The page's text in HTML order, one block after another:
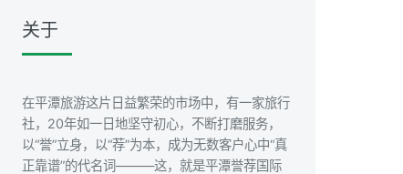
关于
在平潭旅游这片日益繁荣的市场中，有一家旅行
社，20年如一日地坚守初心，不断打磨服务，
以“誉”立身，以“荐”为本，成为无数客户心中“真
正靠谱”的代名词———这，就是平潭誉荐国际